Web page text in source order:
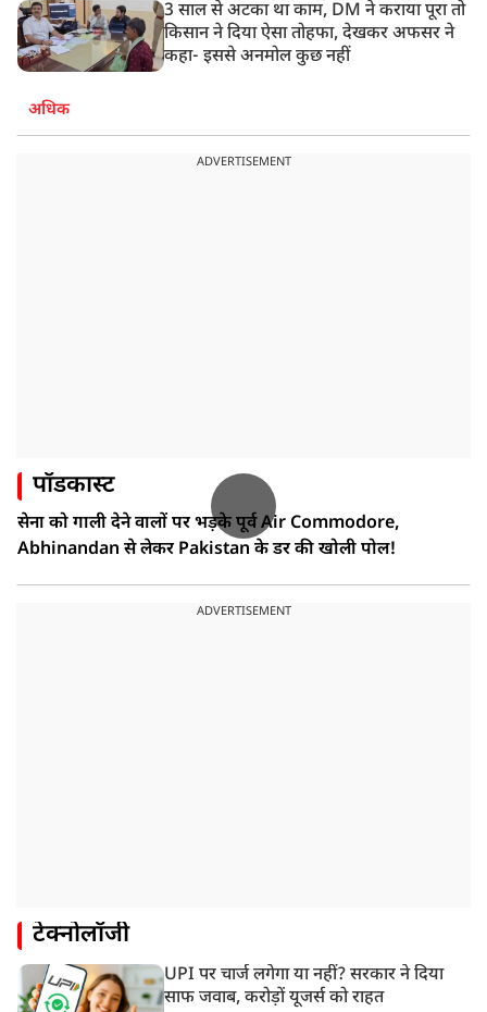
3 साल से अटका था काम, DM ने कराया पूरा तो
किसान ने दिया ऐसा तोहफा, देखकर अफसर ने
कहा- इससे अनमोल कुछ नहीं
अधिक
ADVERTISEMENT
पॉडकास्ट
सेना को गाली देने वालों पर भड़के पूर्व Air Commodore,
Abhinandan से लेकर Pakistan के डर की खोली पोल!
ADVERTISEMENT
टेक्नोलॉजी
UPI पर चार्ज लगेगा या नहीं? सरकार ने दिया
साफ जवाब, करोड़ों यूजर्स को राहत